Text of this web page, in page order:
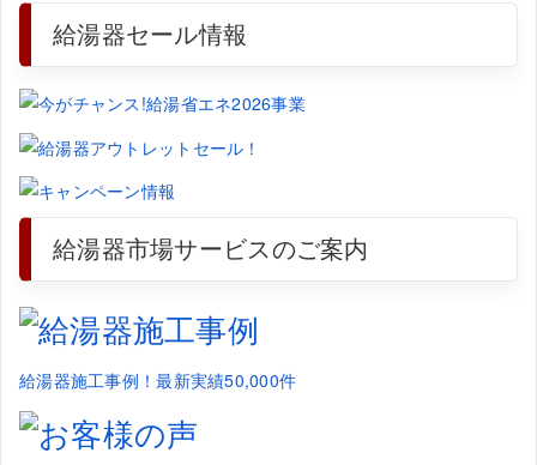
給湯器セール情報
給湯器市場サービスのご案内
給湯器施工事例！最新実績50,000件